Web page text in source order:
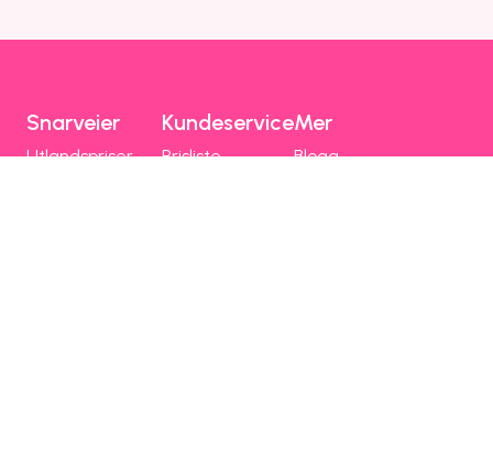
Snarveier
Utlandspriser
Kundeservice
Prisliste
Mer
Blogg